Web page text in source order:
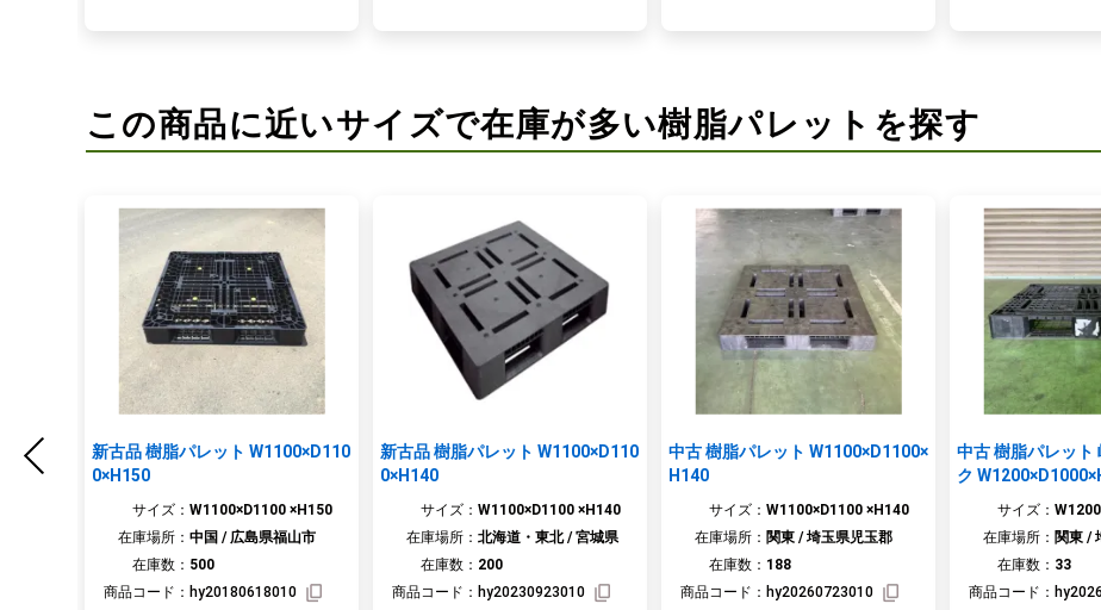
この商品に近いサイズで在庫が多い樹脂パレットを探す
新古品 樹脂パレット W1100×D110
0×H150
サイズ： W1100×D1100 ×H150
在庫場所： 中国 / 広島県福山市
在庫数： 500
商品コード： hy20180618010
新古品 樹脂パレット W1100×D110
0×H140
サイズ： W1100×D1100 ×H140
在庫場所： 北海道・東北 / 宮城県
在庫数： 200
商品コード： hy20230923010
中古 樹脂パレット W1100×D1100×
H140
サイズ： W1100×D1100 ×H140
在庫場所： 関東 / 埼玉県児玉郡
在庫数： 188
商品コード： hy20260723010
中古 樹脂パレット
ク
サイズ：
在庫場所： 関東 /
在庫数： 33
商品コード：